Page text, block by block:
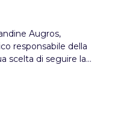
Augros,
responsabile della
scelta di seguire la